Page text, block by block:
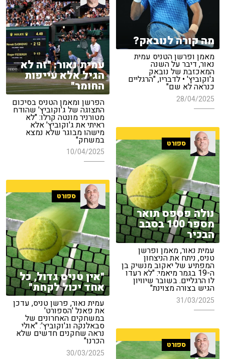
מה קורה לנובאק?
מאמן ופרשן הטניס עמית
נאור, דיבר על השנה
המאכזבת של נובאק
ג'וקוביץ' • לדבריו, "הרגליים
כנראה לא שם"
28/04/2025
עמית נאור: "זה לא
הגיל אלא עייפות
החומר"
הפרשן ומאמן הטניס בסיכום
התצוגה של ג'וקוביץ' שהודח
מטורניר מונטה קרלו: "לא
ראיתי את ג'וקוביץ' אלא
מישהו מבוגר שלא נמצא
במשחק"
10/04/2025
ספורט
נולה פספס תואר
מספר 100 בסבב
הבכיר
עמית נאור, מאמן ופרשן
טניס, ניתח את הניצחון
המפתיע של יאקוב מנשיק בן
ה-19 בגמר מיאמי: "לא רעדו
לו הרגליים. בשובר שיוויון
הגיש בצורה מצוינת"
31/03/2025
ספורט
"אין טניס גדול, כל
אחד יכול לקחת"
עמית נאור, פרשן טניס, עדכן
את פאנל 'הספורט'
במשחקים האחרונים של
סבאלנקה וג'וקוביץ': "אולי
נראה שחקנים חדשים שלא
הכרנו"
30/03/2025
ספורט